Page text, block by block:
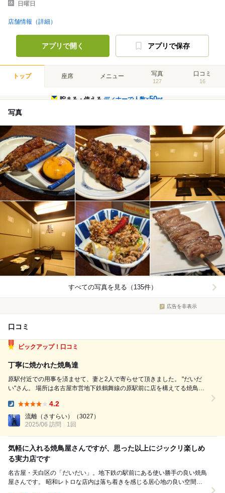
日曜日
店舗情報（詳細）
アプリで開く アプリで保存
トップ 座席 メニュー 写真
127
口コミ
16
貯まる・使えるディナーで人数×50pt
写真
すべての写真を見る（135件）
広告を非表示
口コミ
ピックアップ！口コミ
丁寧に焼かれた焼鳥達
原駅付近での用事を済ませて、妻と2人で寄らせて頂きました。 "だいだ
い"さん。 場所は名古屋市営地下鉄鶴舞線の原駅前に店を構えてる焼鳥屋
あり、昭和の懐かしい雰囲気が漂っております。 あと、カウンター席4席
と...
4.2
流離（さすらい）
（3027）
2025/06 訪問
1回
気軽に入れる焼鳥屋さんですが、思った以上にジックリ楽しめ
る実力店です
名古屋・天白区の「だいだい」。地下鉄の駅前にある使い勝手の良い焼鳥
屋さんです。 昭和レトロな店内は落ち着きを感じる居心地の良い空間。